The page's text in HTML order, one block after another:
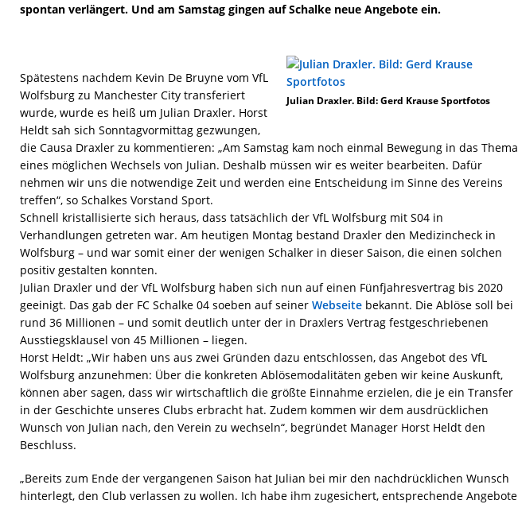
spontan verlängert. Und am Samstag gingen auf Schalke neue Angebote ein.
Julian Draxler. Bild: Gerd Krause Sportfotos
Spätestens nachdem Kevin De Bruyne vom VfL
Wolfsburg zu Manchester City transferiert
wurde, wurde es heiß um Julian Draxler. Horst
Heldt sah sich Sonntagvormittag gezwungen,
die Causa Draxler zu kommentieren: „Am Samstag kam noch einmal Bewegung in das Thema
eines möglichen Wechsels von Julian. Deshalb müssen wir es weiter bearbeiten. Dafür
nehmen wir uns die notwendige Zeit und werden eine Entscheidung im Sinne des Vereins
treffen“, so Schalkes Vorstand Sport.
Schnell kristallisierte sich heraus, dass tatsächlich der VfL Wolfsburg mit S04 in
Verhandlungen getreten war. Am heutigen Montag bestand Draxler den Medizincheck in
Wolfsburg – und war somit einer der wenigen Schalker in dieser Saison, die einen solchen
positiv gestalten konnten.
Julian Draxler und der VfL Wolfsburg haben sich nun auf einen Fünfjahresvertrag bis 2020
geeinigt. Das gab der FC Schalke 04 soeben auf seiner Webseite bekannt. Die Ablöse soll bei
rund 36 Millionen – und somit deutlich unter der in Draxlers Vertrag festgeschriebenen
Ausstiegsklausel von 45 Millionen – liegen.
Horst Heldt: „Wir haben uns aus zwei Gründen dazu entschlossen, das Angebot des VfL
Wolfsburg anzunehmen: Über die konkreten Ablösemodalitäten geben wir keine Auskunft,
können aber sagen, dass wir wirtschaftlich die größte Einnahme erzielen, die je ein Transfer
in der Geschichte unseres Clubs erbracht hat. Zudem kommen wir dem ausdrücklichen
Wunsch von Julian nach, den Verein zu wechseln“, begründet Manager Horst Heldt den
Beschluss.
„Bereits zum Ende der vergangenen Saison hat Julian bei mir den nachdrücklichen Wunsch
hinterlegt, den Club verlassen zu wollen. Ich habe ihm zugesichert, entsprechende Angebote